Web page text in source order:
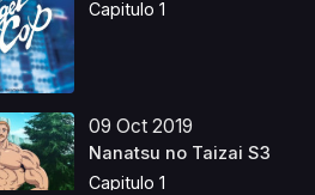
Capitulo 1
09 Oct 2019
Nanatsu no Taizai S3
Capitulo 1